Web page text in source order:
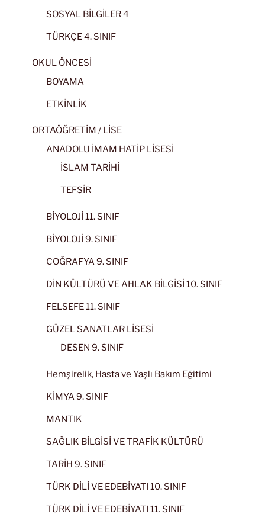
SOSYAL BİLGİLER 4
TÜRKÇE 4. SINIF
OKUL ÖNCESİ
BOYAMA
ETKİNLİK
ORTAÖĞRETİM / LİSE
ANADOLU İMAM HATİP LİSESİ
İSLAM TARİHİ
TEFSİR
BİYOLOJİ 11. SINIF
BİYOLOJİ 9. SINIF
COĞRAFYA 9. SINIF
DİN KÜLTÜRÜ VE AHLAK BİLGİSİ 10. SINIF
FELSEFE 11. SINIF
GÜZEL SANATLAR LİSESİ
DESEN 9. SINIF
Hemşirelik, Hasta ve Yaşlı Bakım Eğitimi
KİMYA 9. SINIF
MANTIK
SAĞLIK BİLGİSİ VE TRAFİK KÜLTÜRÜ
TARİH 9. SINIF
TÜRK DİLİ VE EDEBİYATI 10. SINIF
TÜRK DİLİ VE EDEBİYATI 11. SINIF